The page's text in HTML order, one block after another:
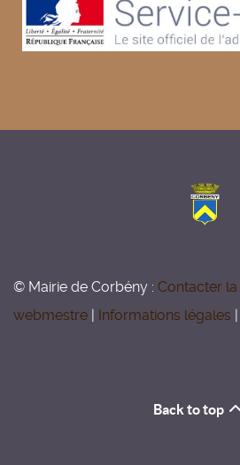
© Mairie de Corbény : Contacter
webmestre | Informations légales |
Back to top